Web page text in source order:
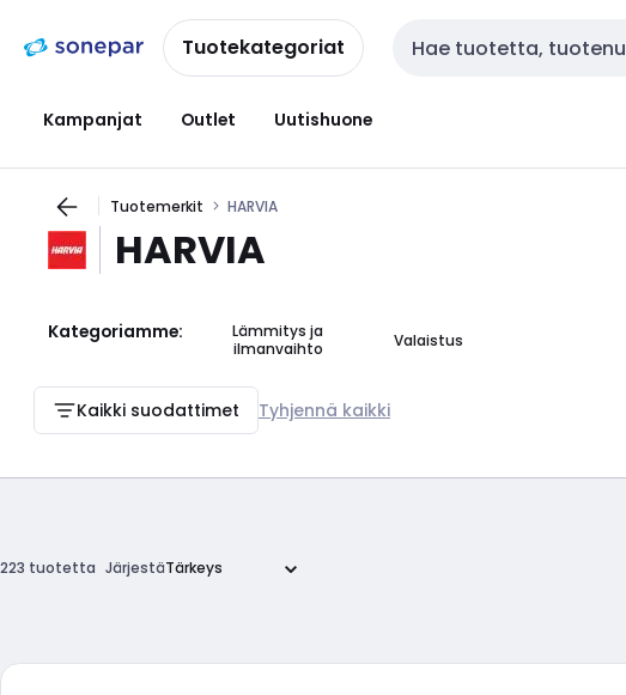
navigointiinsisältöönTuotekategoriat Haku
Kampanjat Outlet Uutishuone
Tuotemerkit HARVIA
HARVIA
Kategoriamme:
Lämmitys ja
ilmanvaihto
Valaistus
Kaikki suodattimet Tyhjennä kaikki
223 tuotetta Järjestä